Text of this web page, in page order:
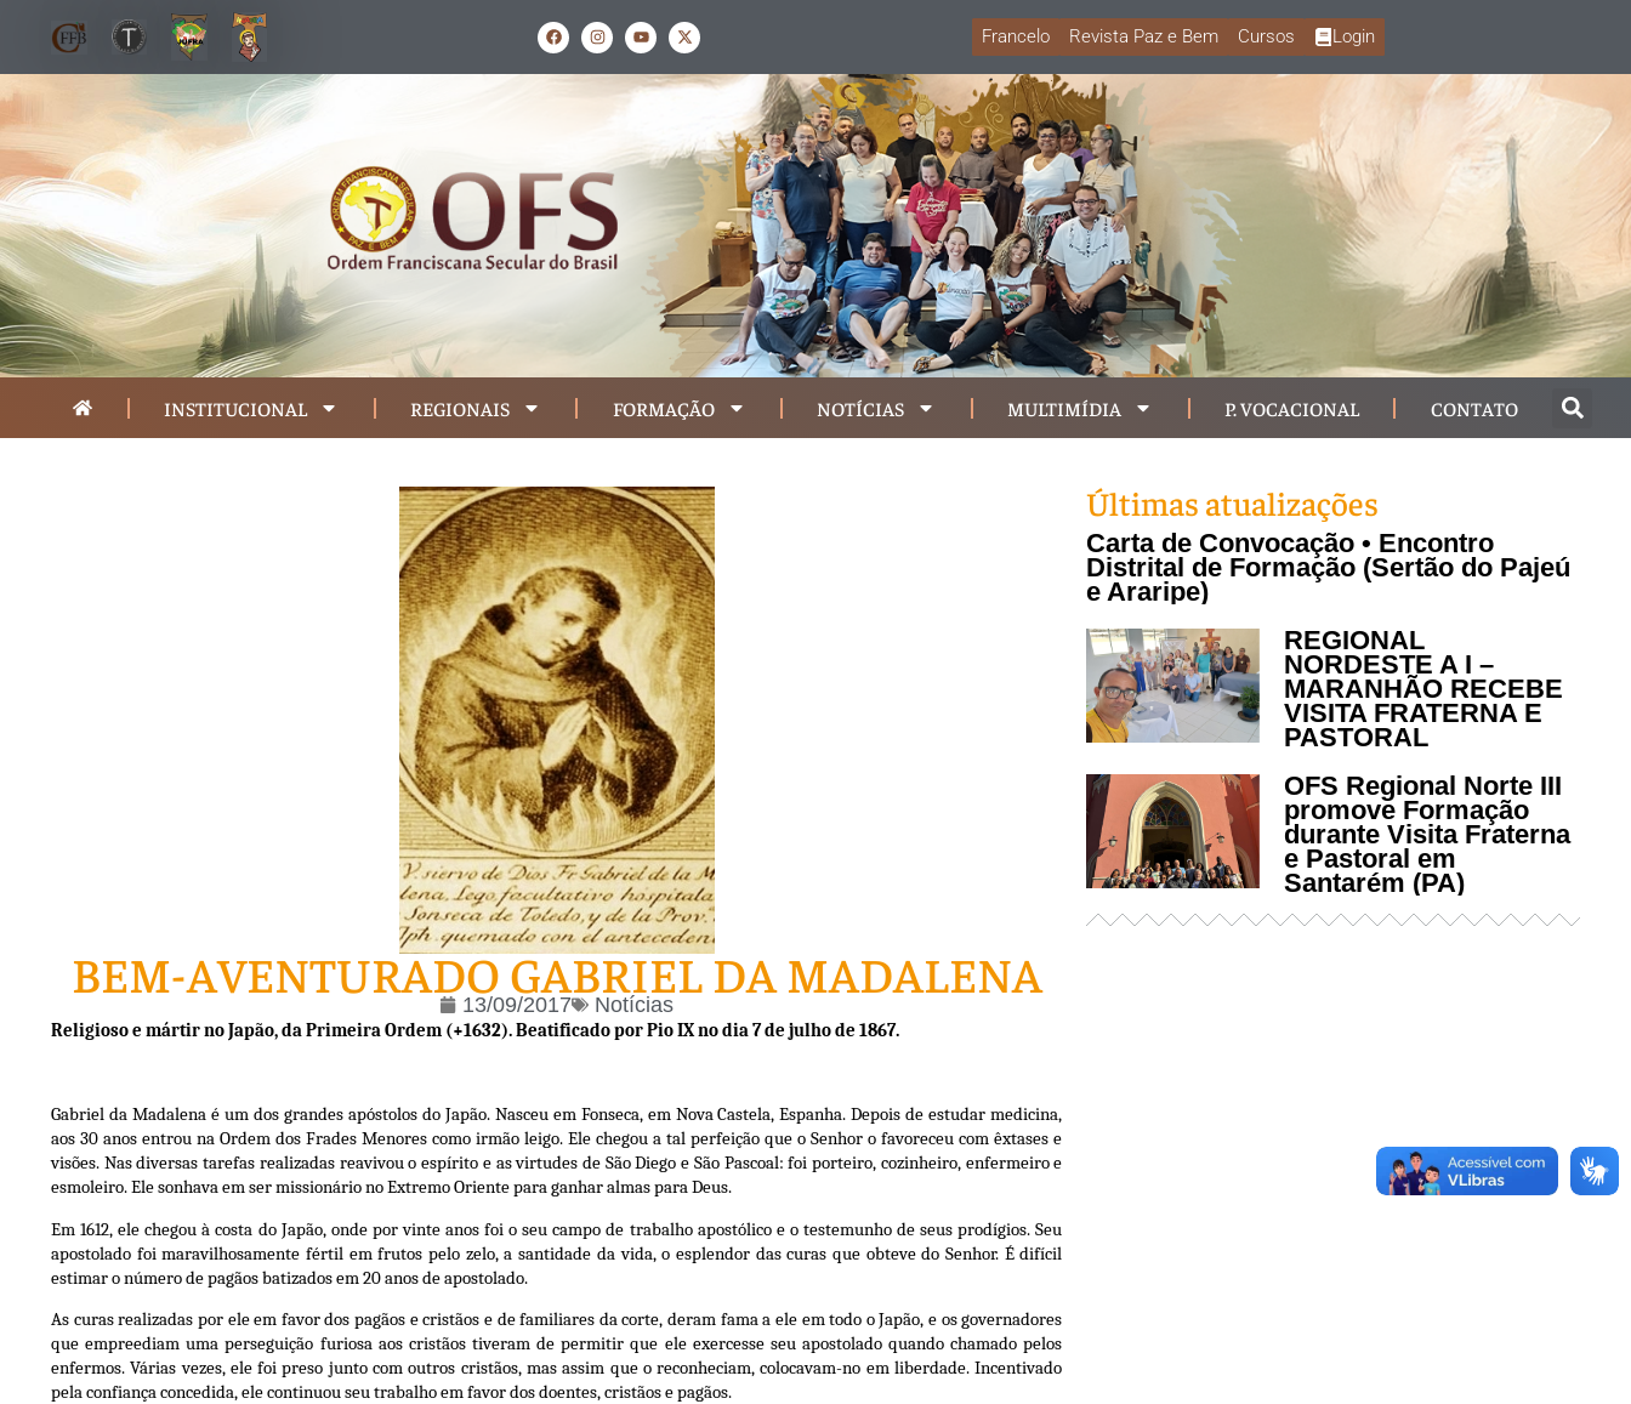
Francelo Revista Paz e Bem Cursos Login
INSTITUCIONAL REGIONAIS FORMAÇÃO NOTÍCIAS MULTIMÍDIA P. VOCACIONAL CONTATO
BEM-AVENTURADO GABRIEL DA MADALENA
13/09/2017 Notícias
Religioso e mártir no Japão, da Primeira Ordem (+1632). Beatificado por Pio IX no dia 7 de julho de 1867.
Gabriel da Madalena é um dos grandes apóstolos do Japão. Nasceu em Fonseca, em Nova Castela, Espanha. Depois de estudar medicina,
aos 30 anos entrou na Ordem dos Frades Menores como irmão leigo. Ele chegou a tal perfeição que o Senhor o favoreceu com êxtases e
visões. Nas diversas tarefas realizadas reavivou o espírito e as virtudes de São Diego e São Pascoal: foi porteiro, cozinheiro, enfermeiro e
esmoleiro. Ele sonhava em ser missionário no Extremo Oriente para ganhar almas para Deus.
Em 1612, ele chegou à costa do Japão, onde por vinte anos foi o seu campo de trabalho apostólico e o testemunho de seus prodígios. Seu
apostolado foi maravilhosamente fértil em frutos pelo zelo, a santidade da vida, o esplendor das curas que obteve do Senhor. É difícil
estimar o número de pagãos batizados em 20 anos de apostolado.
As curas realizadas por ele em favor dos pagãos e cristãos e de familiares da corte, deram fama a ele em todo o Japão, e os governadores
que empreediam uma perseguição furiosa aos cristãos tiveram de permitir que ele exercesse seu apostolado quando chamado pelos
enfermos. Várias vezes, ele foi preso junto com outros cristãos, mas assim que o reconheciam, colocavam-no em liberdade. Incentivado
pela confiança concedida, ele continuou seu trabalho em favor dos doentes, cristãos e pagãos.
Últimas atualizações
Carta de Convocação • Encontro
Distrital de Formação (Sertão do Pajeú
e Araripe)
REGIONAL
NORDESTE A I –
MARANHÃO RECEBE
VISITA FRATERNA E
PASTORAL
OFS Regional Norte III
promove Formação
durante Visita Fraterna
e Pastoral em
Santarém (PA)